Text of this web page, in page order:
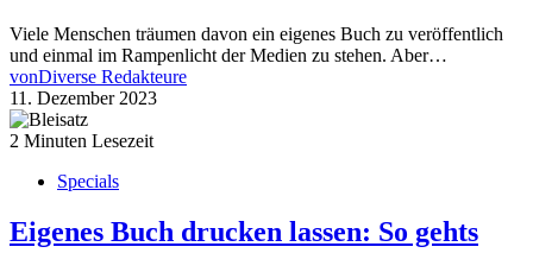
Viele Menschen träumen davon ein eigenes Buch zu veröffentlich
und einmal im Rampenlicht der Medien zu stehen. Aber…
vonDiverse Redakteure
11. Dezember 2023
2 Minuten Lesezeit
Specials
Eigenes Buch drucken lassen: So gehts